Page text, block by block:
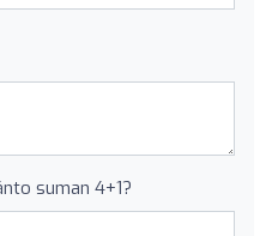
suman 4+1?